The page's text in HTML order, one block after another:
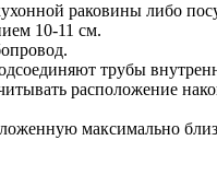
раковины либо
10-11 см.
трубы
расположение
максимально